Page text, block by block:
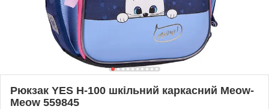
Рюкзак YES H-100 шкільний каркасний Meow-
Meow 559845